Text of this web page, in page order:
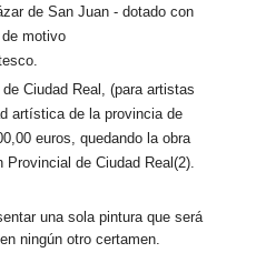
de San Juan - dotado con
motivo
Ciudad Real, (para artistas
artística de la provincia de
euros, quedando la obra
de Ciudad Real(2).
una sola pintura que será
ningún otro certamen.